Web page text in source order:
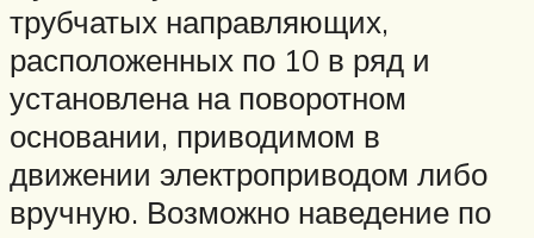
трубчатых направляющих,
расположенных по 10 в ряд и
установлена на поворотном
основании, приводимом в
движении электроприводом либо
вручную. Возможно наведение по